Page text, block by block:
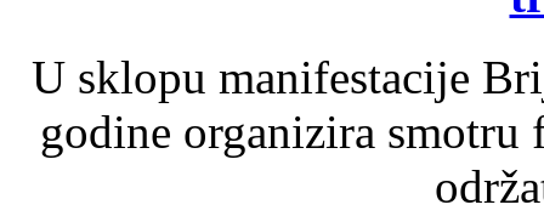
U sklopu manifestacije
godine organizira